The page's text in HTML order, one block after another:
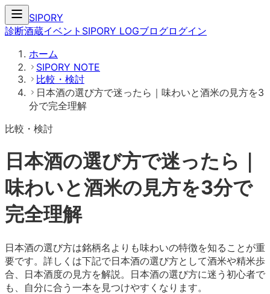
SIPORY
診断酒蔵イベント SIPORY LOGブログログイン
ホーム
SIPORY NOTE
比較・検討
日本酒の選び方で迷ったら｜味わいと酒米の見方を3
分で完全理解
比較・検討
日本酒の選び方で迷ったら｜
味わいと酒米の見方を3分で
完全理解
日本酒の選び方は銘柄名よりも味わいの特徴を知ることが重
要です。詳しくは下記で日本酒の選び方として酒米や精米歩
合、日本酒度の見方を解説。日本酒の選び方に迷う初心者で
も、自分に合う一本を見つけやすくなります。